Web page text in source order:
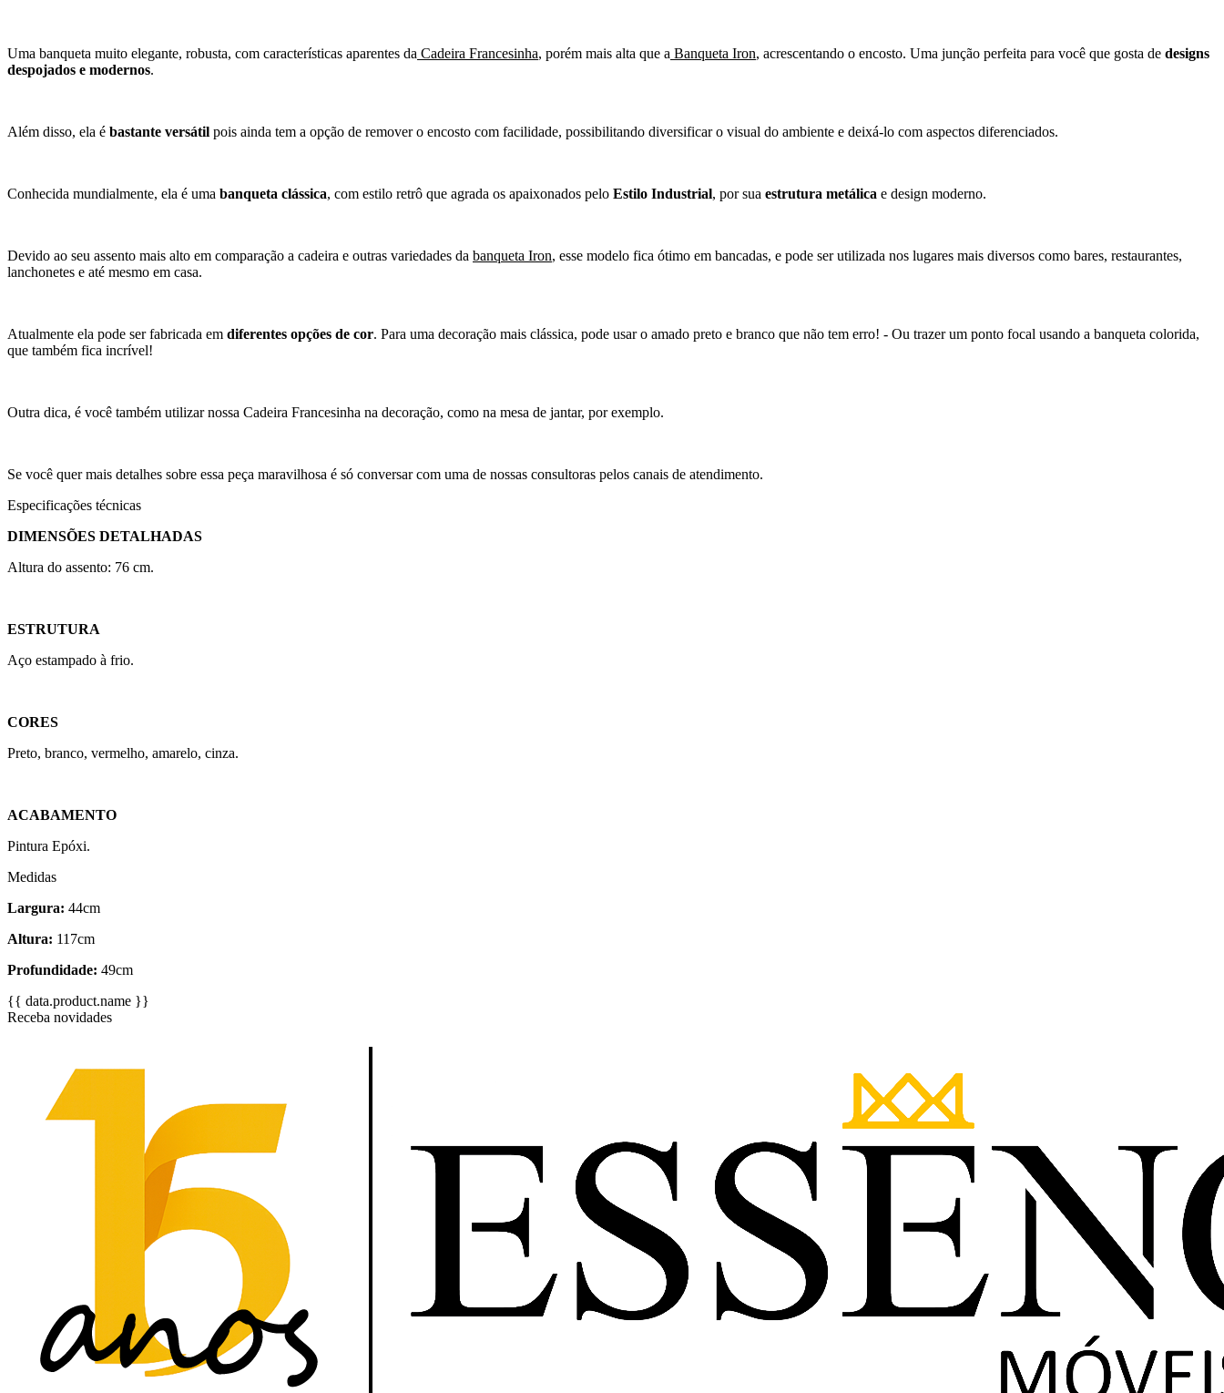
Uma banqueta muito elegante, robusta, com características aparentes da Cadeira Francesinha, porém mais alta que a Banqueta Iron, acrescentando o encosto. Uma junção perfeita para você que gosta de designs
despojados e modernos.
Além disso, ela é bastante versátil pois ainda tem a opção de remover o encosto com facilidade, possibilitando diversificar o visual do ambiente e deixá-lo com aspectos diferenciados.
Conhecida mundialmente, ela é uma banqueta clássica, com estilo retrô que agrada os apaixonados pelo Estilo Industrial, por sua estrutura metálica e design moderno.
Devido ao seu assento mais alto em comparação a cadeira e outras variedades da banqueta Iron, esse modelo fica ótimo em bancadas, e pode ser utilizada nos lugares mais diversos como bares, restaurantes,
lanchonetes e até mesmo em casa.
Atualmente ela pode ser fabricada em diferentes opções de cor. Para uma decoração mais clássica, pode usar o amado preto e branco que não tem erro! - Ou trazer um ponto focal usando a banqueta colorida,
que também fica incrível!
Outra dica, é você também utilizar nossa Cadeira Francesinha na decoração, como na mesa de jantar, por exemplo.
Se você quer mais detalhes sobre essa peça maravilhosa é só conversar com uma de nossas consultoras pelos canais de atendimento.
Especificações técnicas
DIMENSÕES DETALHADAS
Altura do assento: 76 cm.
ESTRUTURA
Aço estampado à frio.
CORES
Preto, branco, vermelho, amarelo, cinza.
ACABAMENTO
Pintura Epóxi.
Medidas
Largura: 44cm
Altura: 117cm
Profundidade: 49cm
{{ data.product.name }}
Receba novidades